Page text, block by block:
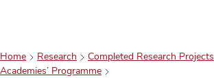
Home Research
Completed Research Projects
Academies’ Programme